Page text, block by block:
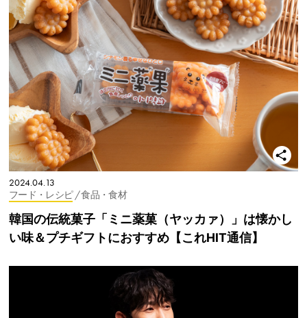
2024.04.13
フード・レシピ / 食品・食材
韓国の伝統菓子「ミニ薬菓（ヤッカァ）」は懐かし
い味＆プチギフトにおすすめ【これHIT通信】